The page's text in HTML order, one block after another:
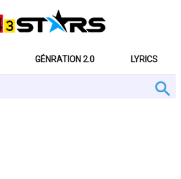
GÉNRATION 2.0 LYRICS